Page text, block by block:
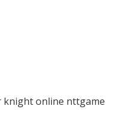
knight online nttgame